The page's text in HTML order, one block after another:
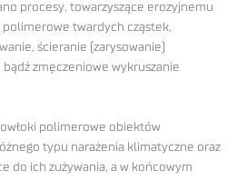
procesy, towarzyszące erozyjnemu
polimerowe twardych cząstek,
ścieranie (zarysowanie)
zmęczeniowe wykruszanie
polimerowe obiektów
typu narażenia klimatyczne oraz
do ich zużywania, a w końcowym